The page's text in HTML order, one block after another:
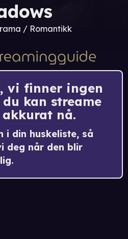
/ Romantikk
vi finner ingen
kan streame
akkurat nå.
i din huskeliste, så
deg når den blir